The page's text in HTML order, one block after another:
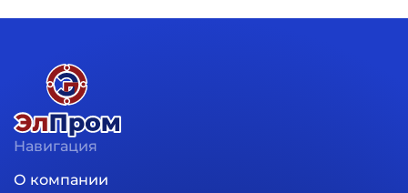
Навигация
Основная навигация
О компании